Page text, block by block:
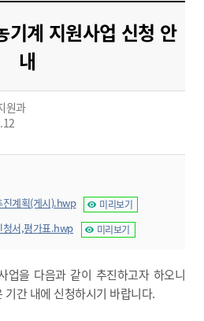
도
시
군
산
기계 지원사업 신청 안
내
원과
진계획(게시).hwp 미리보기
청서,평가표.hwp 미리보기
업을 다음과 같이 추진하고자 하오니
간 내에 신청하시기 바랍니다.